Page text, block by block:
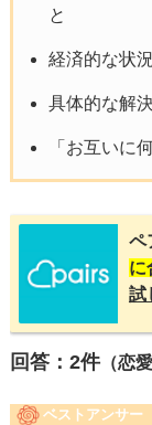
と
経済的な状
具体的な解
「お互いに
ペ
に
試
回答： 2件（恋
ベストアンサー